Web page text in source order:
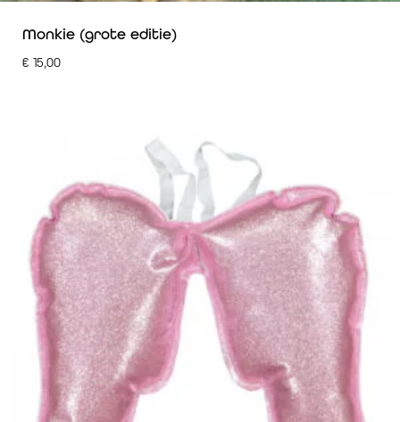
Monkie (grote editie)
€ 15,00